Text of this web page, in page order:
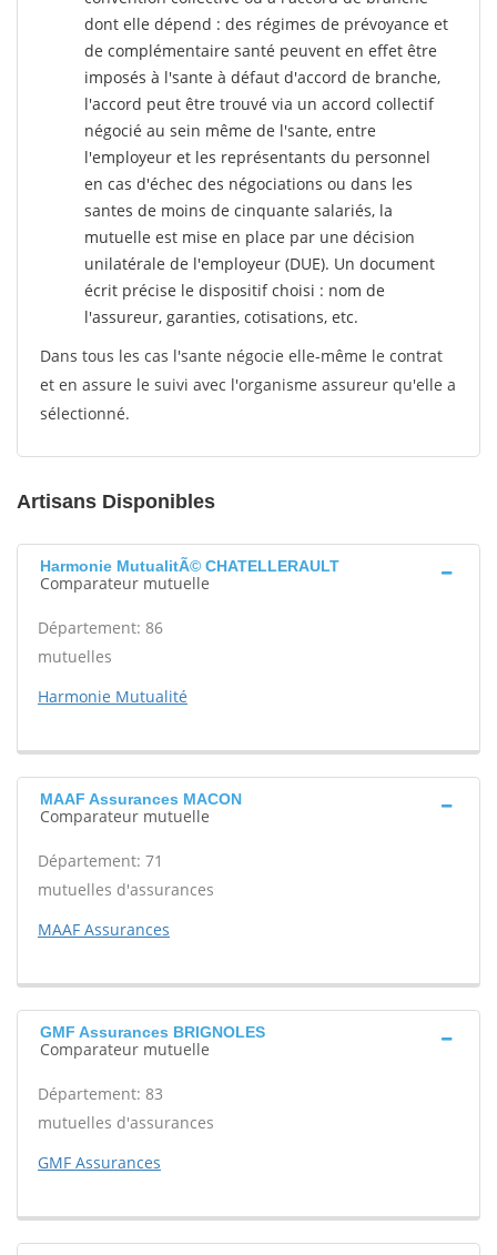
dont elle dépend : des régimes de prévoyance et
de complémentaire santé peuvent en effet être
imposés à l'sante à défaut d'accord de branche,
l'accord peut être trouvé via un accord collectif
négocié au sein même de l'sante, entre
l'employeur et les représentants du personnel
en cas d'échec des négociations ou dans les
santes de moins de cinquante salariés, la
mutuelle est mise en place par une décision
unilatérale de l'employeur (DUE). Un document
écrit précise le dispositif choisi : nom de
l'assureur, garanties, cotisations, etc.
Dans tous les cas l'sante négocie elle-même le contrat
et en assure le suivi avec l'organisme assureur qu'elle a
sélectionné.
Artisans Disponibles
Harmonie MutualitÃ© CHATELLERAULT
Comparateur mutuelle
Département: 86
mutuelles
Harmonie Mutualité
MAAF Assurances MACON
Comparateur mutuelle
Département: 71
mutuelles d'assurances
MAAF Assurances
GMF Assurances BRIGNOLES
Comparateur mutuelle
Département: 83
mutuelles d'assurances
GMF Assurances